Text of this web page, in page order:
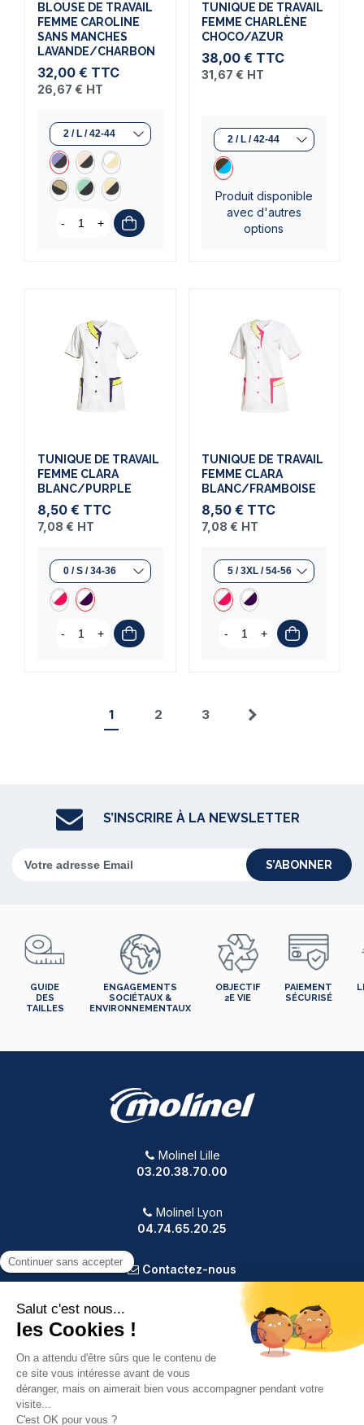
BLOUSE DE TRAVAIL
FEMME CAROLINE
SANS MANCHES
LAVANDE/CHARBON
32,00 € TTC
26,67 € HT
- +
TUNIQUE DE TRAVAIL
FEMME CHARLÈNE
CHOCO/AZUR
38,00 € TTC
31,67 € HT
Produit disponible
avec d'autres
options
TUNIQUE DE TRAVAIL
FEMME CLARA
BLANC/PURPLE
8,50 € TTC
7,08 € HT
- +
TUNIQUE DE TRAVAIL
FEMME CLARA
BLANC/FRAMBOISE
8,50 € TTC
7,08 € HT
- +
1 2 3 Suivant
S’INSCRIRE À LA NEWSLETTER
S’ABONNER
GUIDE
DES
TAILLES
ENGAGEMENTS
SOCIÉTAUX &
ENVIRONNEMENTAUX
OBJECTIF
2E VIE
PAIEMENT
SÉCURISÉ
Molinel Lille
03.20.38.70.00
Molinel Lyon
04.74.65.20.25
Contactez-nous
PRODUITS
NOTRE SOCIÉTÉ
VOTRE COMPTE